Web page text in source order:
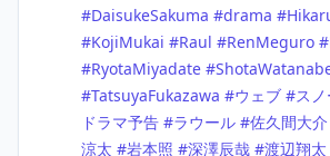
#DaisukeSakuma #drama #
#KojiMukai #Raul #RenMeguro #
#RyotaMiyadate #
#TatsuyaFukazawa #ウェブ #ス
ドラマ予告 #ラウール #佐久間大介
涼太 #岩本照 #深澤辰哉 #渡辺翔太